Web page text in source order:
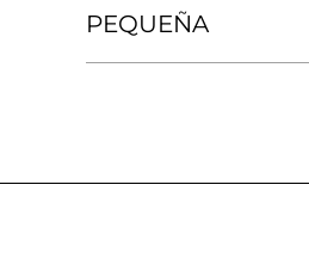
PEQUEÑA